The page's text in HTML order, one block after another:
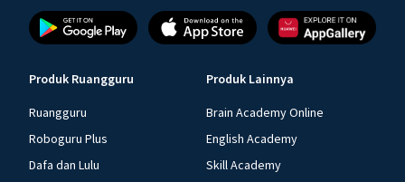
Produk Ruangguru
Ruangguru
Roboguru Plus
Dafa dan Lulu
Produk Lainnya
Brain Academy Online
English Academy
Skill Academy